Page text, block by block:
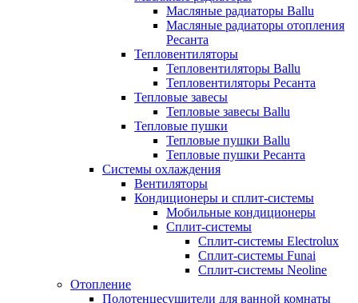
Масляные радиаторы Ballu
Масляные радиаторы отопления
Ресанта
Тепловентиляторы
Тепловентиляторы Ballu
Тепловентиляторы Ресанта
Тепловые завесы
Тепловые завесы Ballu
Тепловые пушки
Тепловые пушки Ballu
Тепловые пушки Ресанта
Системы охлаждения
Вентиляторы
Кондиционеры и сплит-системы
Мобильные кондиционеры
Сплит-системы
Сплит-системы Electrolux
Сплит-системы Funai
Сплит-системы Neoline
Отопление
Полотенцесушители для ванной комнаты